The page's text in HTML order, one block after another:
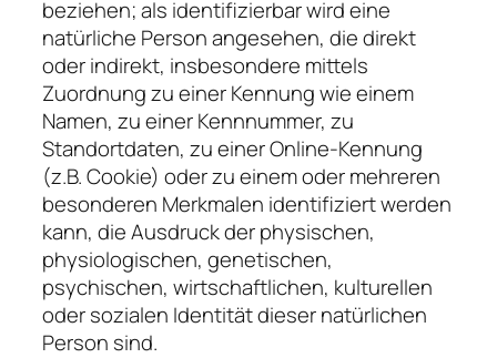
beziehen; als identifizierbar wird eine
natürliche Person angesehen, die direkt
oder indirekt, insbesondere mittels
Zuordnung zu einer Kennung wie einem
Namen, zu einer Kennnummer, zu
Standortdaten, zu einer Online-Kennung
(z.B. Cookie) oder zu einem oder mehreren
besonderen Merkmalen identifiziert werden
kann, die Ausdruck der physischen,
physiologischen, genetischen,
psychischen, wirtschaftlichen, kulturellen
oder sozialen Identität dieser natürlichen
Person sind.